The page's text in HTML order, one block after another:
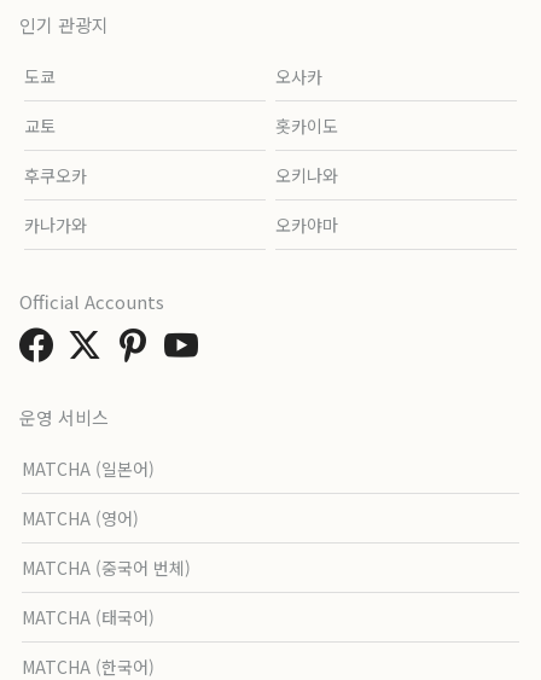
인기 관광지
도쿄 오사카
교토 홋카이도
후쿠오카 오키나와
카나가와 오카야마
운영 서비스
MATCHA (일본어)
MATCHA (영어)
MATCHA (중국어 번체)
MATCHA (태국어)
MATCHA (한국어)
Official Accounts